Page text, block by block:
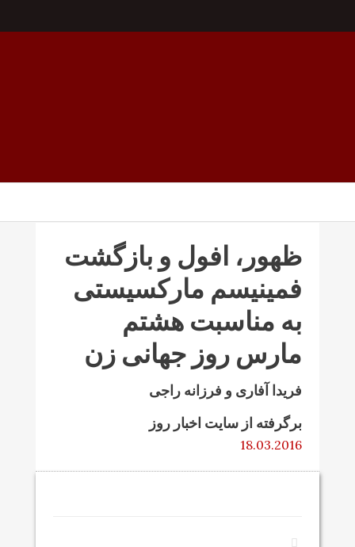
ظهور، افول و بازگشت
فمینیسم مارکسیستی
به مناسبت هشتم
مارس روز جهانی زن
فریدا آفاری و فرزانه راجی
برگرفته از سایت اخبار روز
18.03.2016